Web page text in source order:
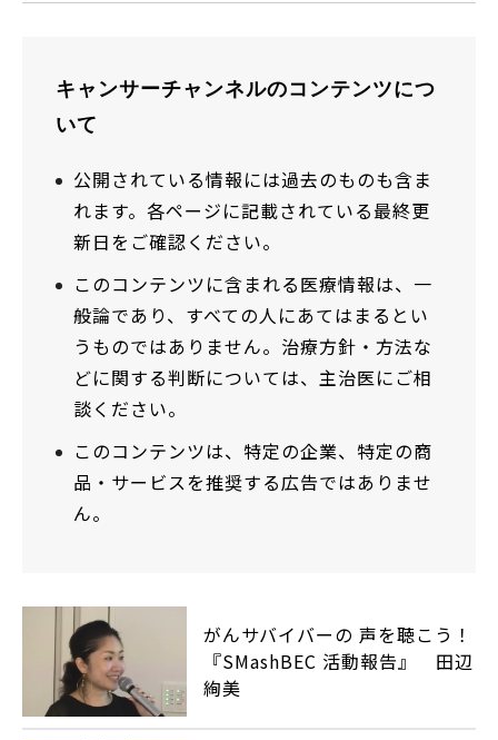
キャンサーチャンネルのコンテンツにつ
いて
公開されている情報には過去のものも含ま
れます。各ページに記載されている最終更
新日をご確認ください。
このコンテンツに含まれる医療情報は、一
般論であり、すべての人にあてはまるとい
うものではありません。治療方針・方法な
どに関する判断については、主治医にご相
談ください。
このコンテンツは、特定の企業、特定の商
品・サービスを推奨する広告ではありませ
ん。
がんサバイバーの 声を聴こう！
『SMashBEC 活動報告』 田辺
絢美